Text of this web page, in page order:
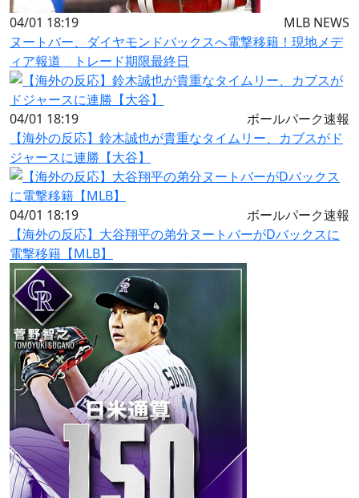
04/01 18:19
MLB NEWS
ヌートバー、ダイヤモンドバックスへ電撃移籍！現地メデ
ィア報道 トレード期限最終日
04/01 18:19
ボールパーク速報
【海外の反応】鈴木誠也が貴重なタイムリー、カブスがド
ジャースに連勝【大谷】
04/01 18:19
ボールパーク速報
【海外の反応】大谷翔平の弟分ヌートバーがDバックスに
電撃移籍【MLB】